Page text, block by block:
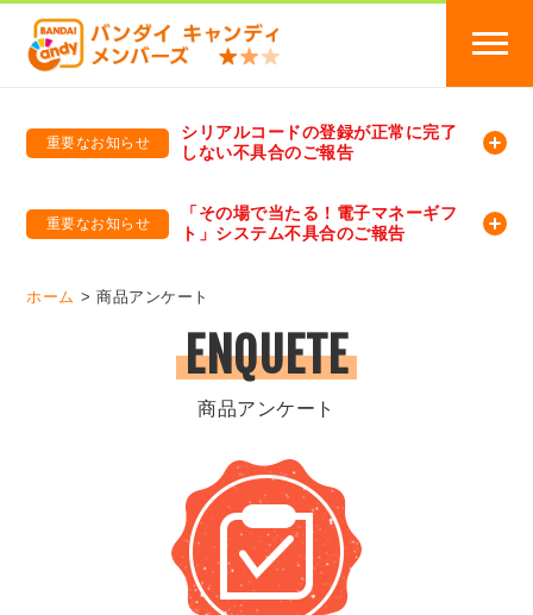
重要なお知らせ
シリアルコードの登録が正常に完了
しない不具合のご報告
重要なお知らせ
「その場で当たる！電子マネーギフ
ト」システム不具合のご報告
ホーム 商品アンケート
ENQUETE
商品アンケート